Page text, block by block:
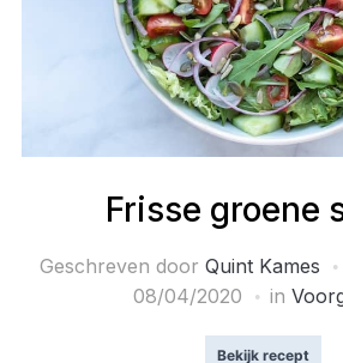
Frisse groene
Geschreven door Quint Kames
08/04/2020
in
Bekijk recept